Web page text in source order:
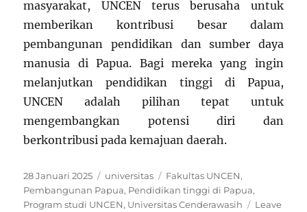
masyarakat, UNCEN terus berusaha untuk
memberikan kontribusi besar dalam
pembangunan pendidikan dan sumber daya
manusia di Papua. Bagi mereka yang ingin
melanjutkan pendidikan tinggi di Papua,
UNCEN adalah pilihan tepat untuk
mengembangkan potensi diri dan
berkontribusi pada kemajuan daerah.
Posted
on
28 Januari 2025 Categories
universitas Tags
Fakultas UNCEN,
Pembangunan Papua, Pendidikan tinggi di Papua,
Program studi UNCEN, Universitas Cenderawasih
Leave